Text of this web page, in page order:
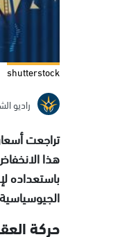
shutterstock
راديو
تراجعت
هذا
باستعداده
حركة